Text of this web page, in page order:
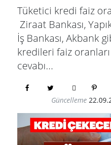
Tüketici kredi faiz
Ziraat Bankası,
İş Bankası, Akbank
kredileri faiz
cevabı...
Güncelleme